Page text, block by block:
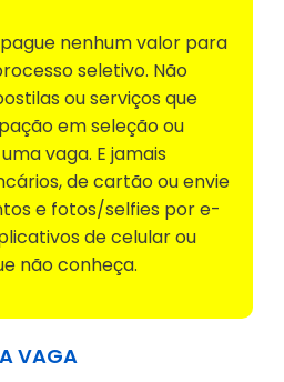
nenhum valor para
seletivo. Não
ou serviços que
em seleção ou
vaga. E jamais
de cartão ou envie
e fotos/selfies por e-
de celular ou
não conheça.
VAGA